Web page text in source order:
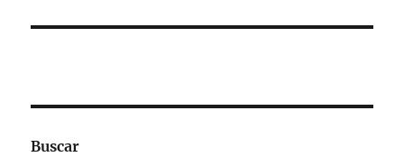
Buscar